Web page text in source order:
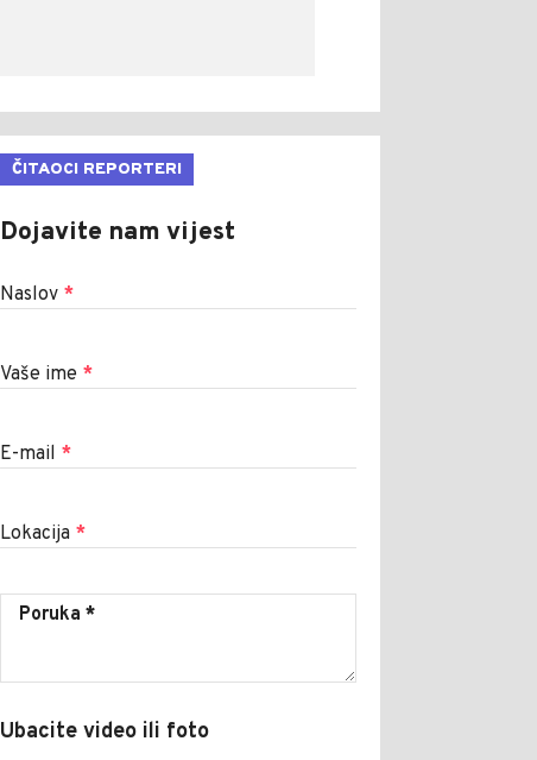
ČITAOCI REPORTERI
Dojavite nam vijest
Naslov *
Vaše ime *
E-mail *
Lokacija *
Ubacite video ili foto